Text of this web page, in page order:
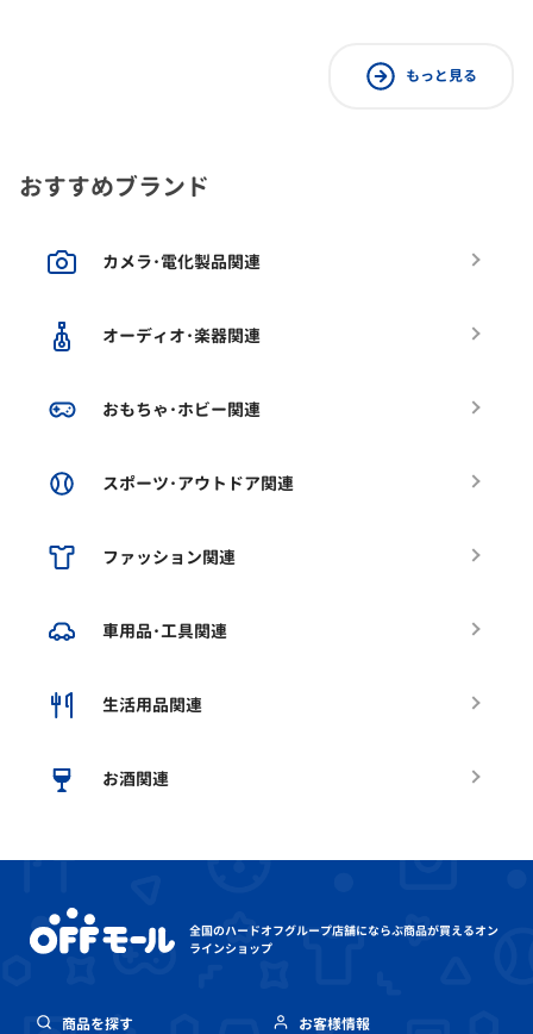
もっと見る
おすすめブランド
カメラ･電化製品関連
オーディオ･楽器関連
おもちゃ･ホビー関連
スポーツ･アウトドア関連
ファッション関連
車用品･工具関連
生活用品関連
お酒関連
全国のハードオフグループ店舗にならぶ商品が買えるオン
ラインショップ
商品を探す お客様情報